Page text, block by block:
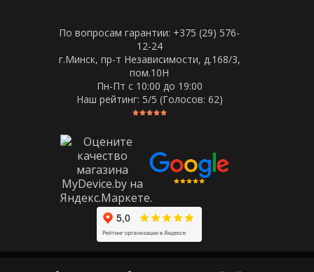
По вопросам гарантии: +375 (29) 576-
12-24
г.Минск, пр-т Независимости, д.168/3,
пом.10Н
Пн-Пт c 10:00 до 19:00
Наш рейтинг: 5/5 (Голосов: 62)